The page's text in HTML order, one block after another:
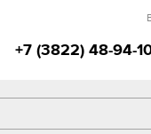
+7 (3822) 48-94-